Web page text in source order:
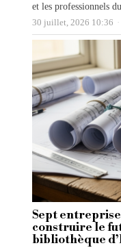
et les professionnels
30 juillet, 2026 10:36
Sept
construire le
bibliothèque